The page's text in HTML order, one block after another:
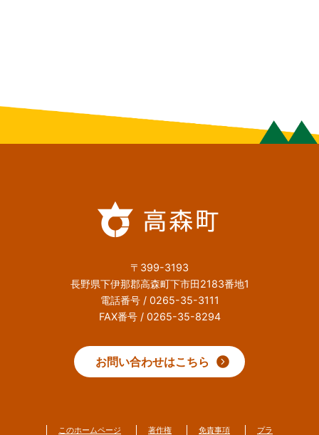
〒399-3193
長野県下伊那郡高森町下市田2183番地1
電話番号 / 0265-35-3111
FAX番号 / 0265-35-8294
お問い合わせはこちら
このホームページ 著作権 免責事項 プラ